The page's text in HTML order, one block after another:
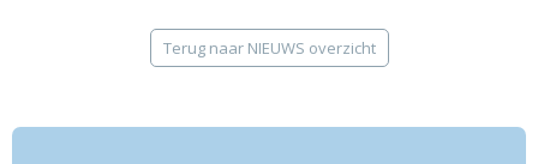
Terug naar NIEUWS overzicht